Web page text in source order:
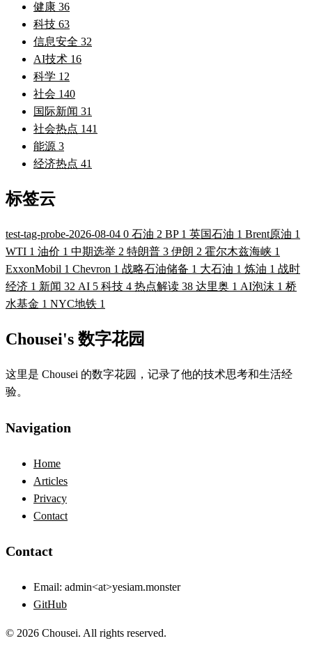
健康 36
科技 63
信息安全 32
AI技术 16
科学 12
社会 140
国际新闻 31
社会热点 141
能源 3
经济热点 41
标签云
test-tag-probe-2026-08-04 0 石油 2 BP 1 英国石油 1 Brent原油 1
WTI 1 油价 1 中期选举 2 特朗普 3 伊朗 2 霍尔木兹海峡 1
ExxonMobil 1 Chevron 1 战略石油储备 1 大石油 1 炼油 1 战时
经济 1 新闻 32 AI 5 科技 4 热点解读 38 达里奥 1 AI泡沫 1 桥
水基金 1 NYC地铁 1
Chousei's 数字花园
这里是 Chousei 的数字花园，记录了他的技术思考和生活经
验。
Navigation
Home
Articles
Privacy
Contact
Contact
Email: admin<at>yesiam.monster
GitHub
© 2026 Chousei. All rights reserved.